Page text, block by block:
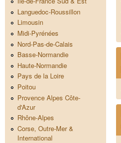
Languedoc-Roussillon
Limousin
Midi-Pyrénées
Nord-Pas-de-Calais
Basse-Normandie
Haute-Normandie
Pays de la Loire
Poitou
Provence Alpes Côte-
d'Azur
Rhône-Alpes
Corse, Outre-Mer &
International